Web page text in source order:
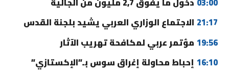
21:17 الاجتماع الوزاري العربي يشيد بلجنة القدس
19:56 مؤتمر عربي لمكافحة تهريب الآثار
16:10 إحباط محاولة إغراق سوس بـ”الإكستازي”